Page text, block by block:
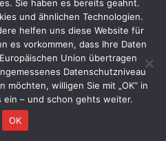
Sie haben es bereits geahnt.
und ähnlichen Technologien.
helfen uns diese Website für
es vorkommen, dass Ihre Daten
Union übertragen
Datenschutzniveau
willigen Sie mit „OK“ in
ein – und schon gehts weiter.
OK